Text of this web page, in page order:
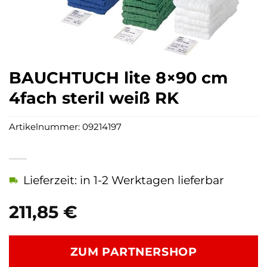
BAUCHTUCH lite 8×90 cm
4fach steril weiß RK
211,85 €
Lieferzeit: in 1-2 Werktagen lieferbar
ZUM PARTNERSHOP
Artikelnummer: 09214197